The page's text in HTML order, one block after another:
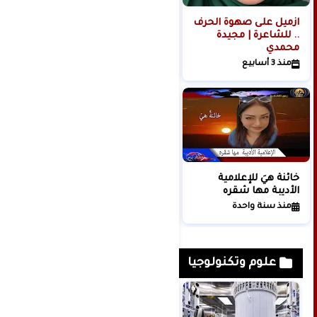
ازميل على صهوة الحرف
.. للشاعرة | مجيدة
محمدي
منذ 3 أسابيع
خائنةٌ هيَ للإعلامية
الأديبة مها شقره
منذ سنة واحدة
علوم وتكنولوجيا